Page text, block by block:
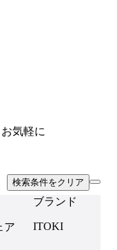
気軽に
検索条件をクリア
ア
ブランド
ITOKI